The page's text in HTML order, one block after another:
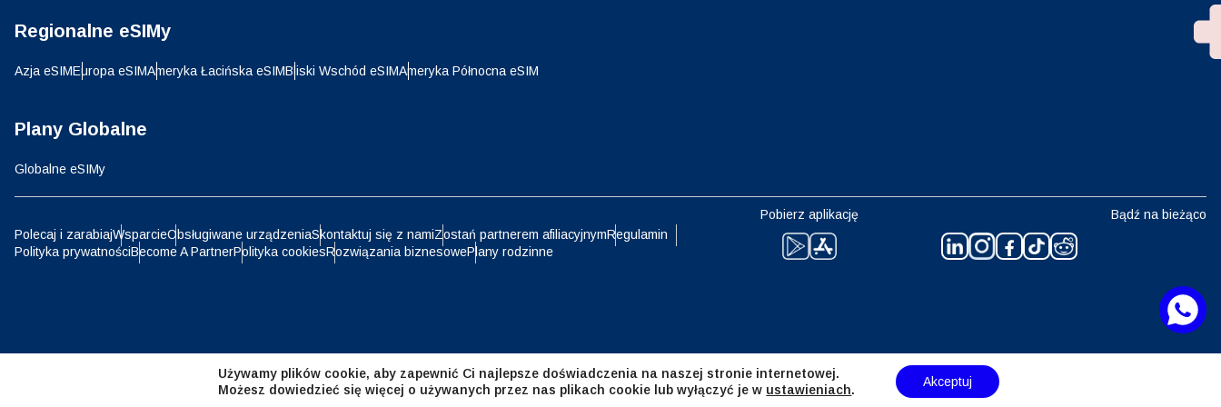
Regionalne eSIMy
Azja eSIMEuropa eSIMAmeryka Łacińska eSIMBliski Wschód eSIMAmeryka Północna eSIM
Plany Globalne
Globalne eSIMy
Polecaj i zarabiajWsparcieObsługiwane urządzeniaSkontaktuj się z namiZostań partnerem afiliacyjnymRegulamin
Polityka prywatnościBecome A PartnerPolityka cookiesRozwiązania biznesowePlany rodzinne
Pobierz aplikację Bądź na bieżąco
Português
简体中文 繁體中文
CAD - Dolar Kanadyjski
CHF - Frank Szwajcarski NZD - Dolar Nowozelandzki
Używamy plików cookie, aby zapewnić Ci najlepsze doświadczenia na naszej stronie internetowej.
Możesz dowiedzieć się więcej o używanych przez nas plikach cookie lub wyłączyć je w ustawieniach.
Akceptuj